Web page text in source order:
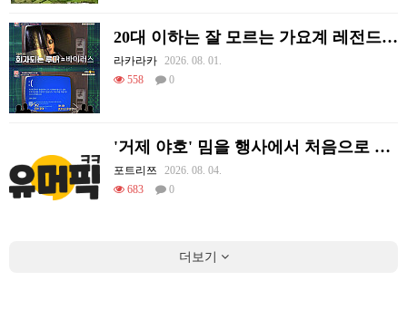
20대 이하는 잘 모르는 가요계 레전드 썰
라카라카 2026. 08. 01.
558
0
'거제 야호' 밈을 행사에서 처음으로 체감하는 리센느
포트리쯔
2026. 08. 04.
683
0
더보기